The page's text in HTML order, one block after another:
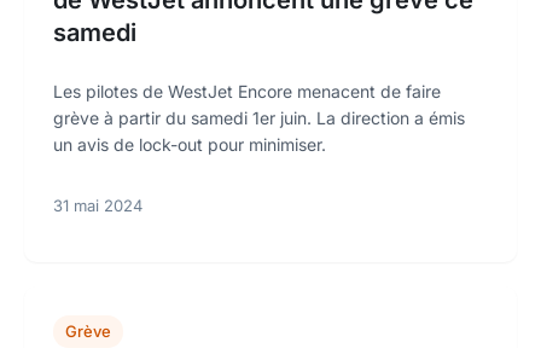
samedi
Les pilotes de WestJet Encore menacent de faire
grève à partir du samedi 1er juin. La direction a émis
un avis de lock-out pour minimiser.
31 mai 2024
Grève